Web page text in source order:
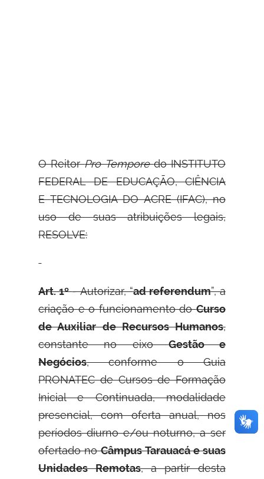
O ReitorPro Temporedo INSTITUTO
FEDERAL DE EDUCAÇÃO, CIÊNCIA
ETECNOLOGIA DO ACRE (IFAC), no
uso de suas atribuições legais,
RESOLVE:
Art. 1º- Autorizar, “ad referendum”, a
criação e o funcionamento doCurso
de Auxiliar de Recursos Humanos,
constante no eixoGestão e
Negócios, conforme o Guia
PRONATEC de Cursos de Formação
Inicial e Continuada, modalidade
presencial, com oferta anual, nos
períodos diurno e/ou noturno, a ser
ofertado noCâmpus Tarauacá e suas
Unidades Remotas, a partir desta